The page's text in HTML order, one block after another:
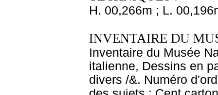
H. 00,266m ; L.
INVENTAIRE DU
Inventaire du Musée
italienne, Dessins en
divers /&. Numéro